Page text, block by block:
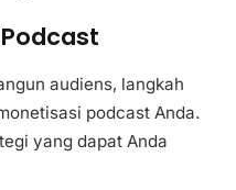
audiens, langkah
podcast Anda.
yang dapat Anda